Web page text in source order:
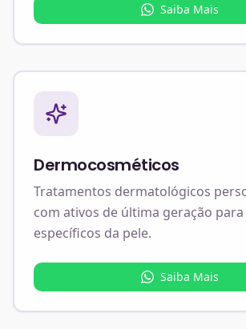
Saiba Mais
Dermocosméticos
Tratamentos dermatológicos
com ativos de última geração
específicos da pele.
Saiba Mais